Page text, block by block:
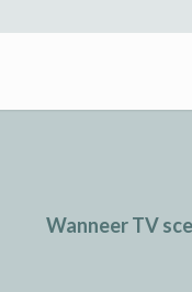
Wanneer TV